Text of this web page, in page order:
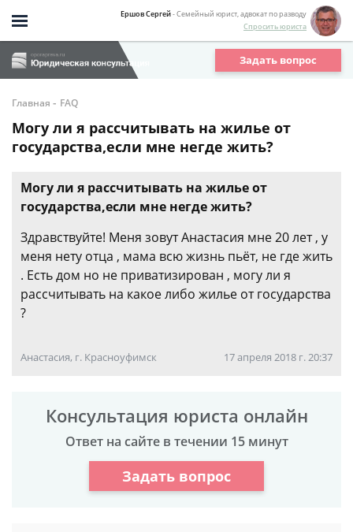
Ершов Сергей- Семейный юрист, адвокат по разводу
Спросить юриста
Задать вопрос
Главная - FAQ
Могу ли я рассчитывать на жилье от
государства,если мне негде жить?
Могу ли я рассчитывать на жилье от
государства,если мне негде жить?
Здравствуйте! Меня зовут Анастасия мне 20 лет , у
меня нету отца , мама всю жизнь пьёт, не где жить
. Есть дом но не приватизирован , могу ли я
рассчитывать на какое либо жилье от государства
?
Анастасия, г. Красноуфимск 17 апреля 2018 г. 20:37
Консультация юриста онлайн
Ответ на сайте в течении 15 минут
Задать вопрос